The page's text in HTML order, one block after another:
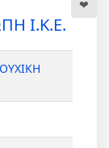
Ι.Κ.Ε.